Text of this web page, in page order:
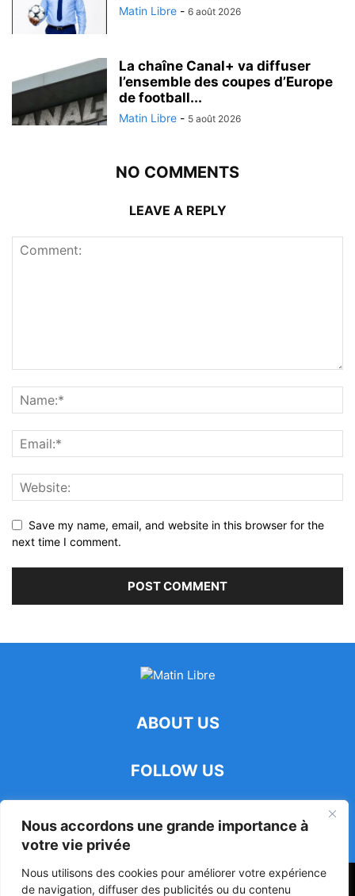
Nous accordons une grande importance à
votre vie privée
Nous utilisons des cookies pour améliorer votre expérience
de navigation, diffuser des publicités ou du contenu
Matin Libre - 6 août 2026
La chaîne Canal+ va diffuser
l’ensemble des coupes d’Europe
de football...
Matin Libre - 5 août 2026
NO COMMENTS
LEAVE A REPLY
Save my name, email, and website in this browser for the
next time I comment.
ABOUT US
FOLLOW US
47ᵉ Assemblée Mondiale sur la Protection de la Vie Privée: Me